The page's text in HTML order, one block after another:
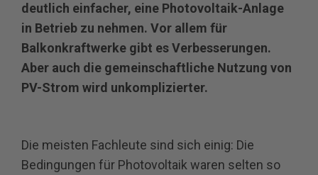
deutlich einfacher, eine Photovoltaik-Anlage
in Betrieb zu nehmen. Vor allem für
Balkonkraftwerke gibt es Verbesserungen.
Aber auch die gemeinschaftliche Nutzung von
PV-Strom wird unkomplizierter.
Die meisten Fachleute sind sich einig: Die
Bedingungen für Photovoltaik waren selten so